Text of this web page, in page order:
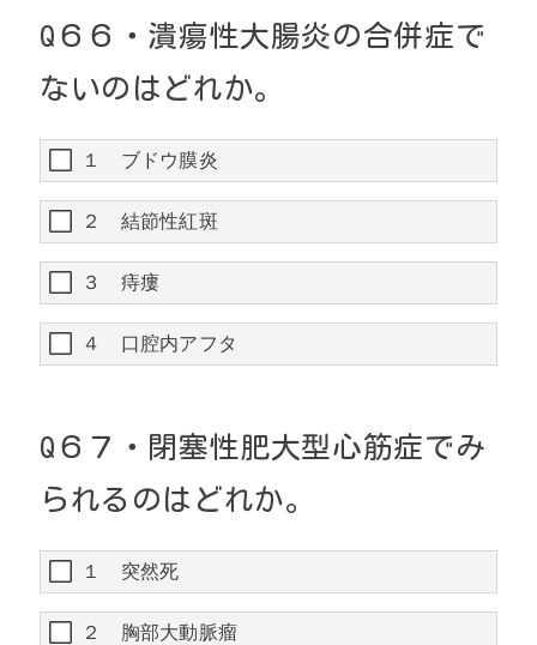
Q ６６・ 潰瘍性大腸炎の合併症で
ないのはどれか。
１ ブドウ膜炎
２ 結節性紅斑
３ 痔瘻
４ 口腔内アフタ
Q ６７・ 閉塞性肥大型心筋症でみ
られるのはどれか。
１ 突然死
２ 胸部大動脈瘤